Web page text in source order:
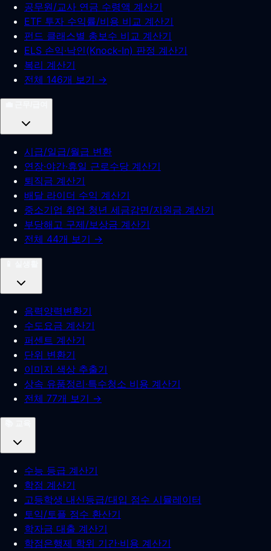
공무원/교사 연금 수령액 계산기
ETF 투자 수익률/비용 비교 계산기
펀드 클래스별 총보수 비교 계산기
ELS 손익·낙인(Knock-In) 판정 계산기
복리 계산기
전체 146개 보기 →
시급/일급/월급 변환
연장·야간·휴일 근로수당 계산기
퇴직금 계산기
배달 라이더 수익 계산기
중소기업 취업 청년 세금감면/지원금 계산기
부당해고 구제/보상금 계산기
전체 44개 보기 →
음력양력변환기
수도요금 계산기
퍼센트 계산기
단위 변환기
이미지 색상 추출기
상속 유품정리·특수청소 비용 계산기
전체 77개 보기 →
수능 등급 계산기
학점 계산기
고등학생 내신등급/대입 점수 시뮬레이터
토익/토플 점수 환산기
학자금 대출 계산기
학점은행제 학위 기간·비용 계산기